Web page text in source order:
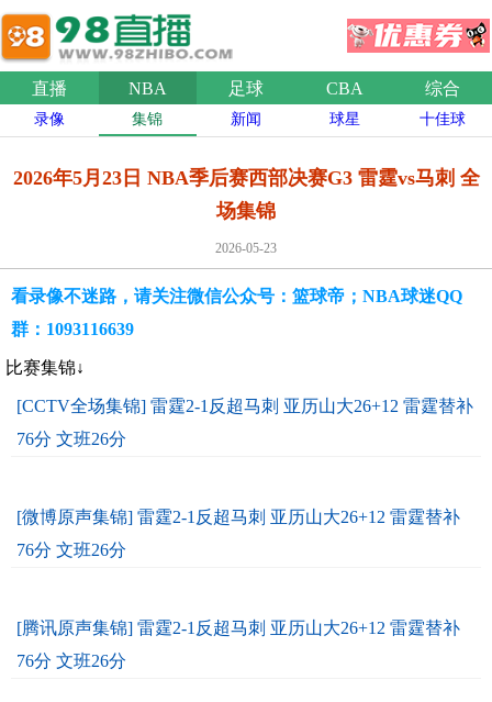
直播 NBA 足球 CBA 综合
录像 集锦 新闻 球星 十佳球
2026年5月23日 NBA季后赛西部决赛G3 雷霆vs马刺 全
场集锦
2026-05-23
看录像不迷路，请关注微信公众号：篮球帝；NBA球迷QQ
群：1093116639
比赛集锦↓
[CCTV全场集锦] 雷霆2-1反超马刺 亚历山大26+12 雷霆替补
76分 文班26分
[微博原声集锦] 雷霆2-1反超马刺 亚历山大26+12 雷霆替补
76分 文班26分
[腾讯原声集锦] 雷霆2-1反超马刺 亚历山大26+12 雷霆替补
76分 文班26分